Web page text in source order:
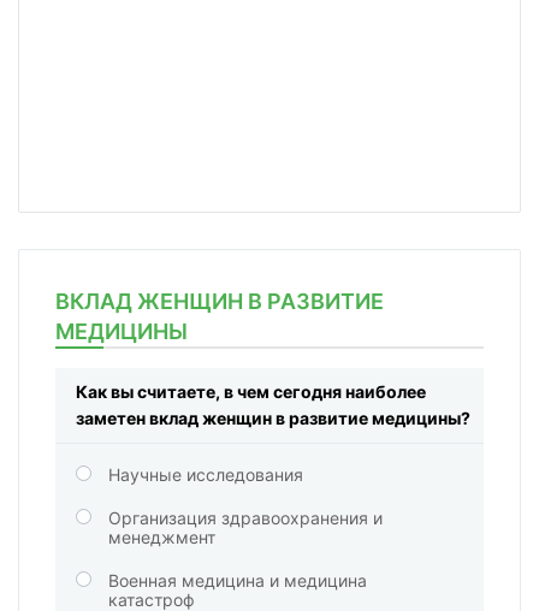
ВКЛАД ЖЕНЩИН В РАЗВИТИЕ
МЕДИЦИНЫ
Как вы считаете, в чем сегодня наиболее
заметен вклад женщин в развитие медицины?
Научные исследования
Организация здравоохранения и
менеджмент
Военная медицина и медицина
катастроф